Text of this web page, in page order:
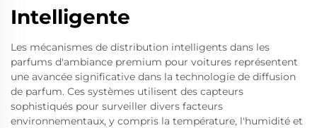
Intelligente
Les mécanismes de distribution intelligents dans les
parfums d'ambiance premium pour voitures représentent
une avancée significative dans la technologie de diffusion
de parfum. Ces systèmes utilisent des capteurs
sophistiqués pour surveiller divers facteurs
environnementaux, y compris la température, l'humidité et